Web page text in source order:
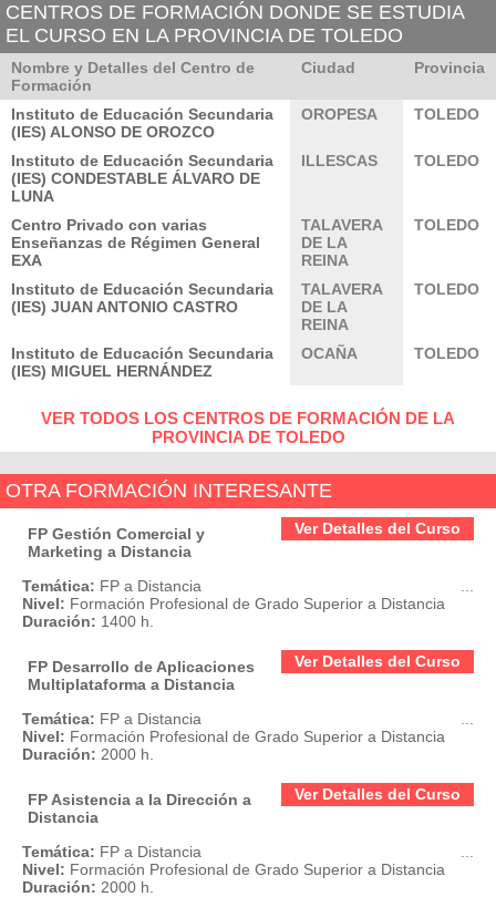
CENTROS DE FORMACIÓN DONDE SE ESTUDIA
EL CURSO EN LA PROVINCIA DE TOLEDO
Nombre y Detalles del Centro de
Formación
Ciudad Provincia
Instituto de Educación Secundaria
(IES) ALONSO DE OROZCO
OROPESA TOLEDO
Instituto de Educación Secundaria
(IES) CONDESTABLE ÁLVARO DE
LUNA
ILLESCAS TOLEDO
Centro Privado con varias
Enseñanzas de Régimen General
EXA
TALAVERA
DE LA
REINA
TOLEDO
Instituto de Educación Secundaria
(IES) JUAN ANTONIO CASTRO
TALAVERA
DE LA
REINA
TOLEDO
Instituto de Educación Secundaria
(IES) MIGUEL HERNÁNDEZ
OCAÑA TOLEDO
VER TODOS LOS CENTROS DE FORMACIÓN DE LA
PROVINCIA DE TOLEDO
OTRA FORMACIÓN INTERESANTE
Ver Detalles del Curso
FP Gestión Comercial y
Marketing a Distancia
Temática: FP a Distancia
Nivel: Formación Profesional de Grado Superior a Distancia
Duración: 1400 h.
Ver Detalles del Curso
FP Desarrollo de Aplicaciones
Multiplataforma a Distancia
Temática: FP a Distancia
Nivel: Formación Profesional de Grado Superior a Distancia
Duración: 2000 h.
Ver Detalles del Curso
FP Asistencia a la Dirección a
Distancia
Temática: FP a Distancia
Nivel: Formación Profesional de Grado Superior a Distancia
Duración: 2000 h.